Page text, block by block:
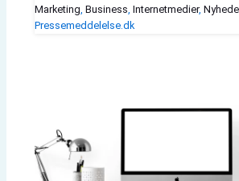
Marketing, Business, Internetmedier,
Pressemeddelelse.dk